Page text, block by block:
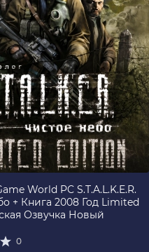
World PC S.T.A.L.K.E.R.
+ Книга 2008 Год Limited
Озвучка Новый
0